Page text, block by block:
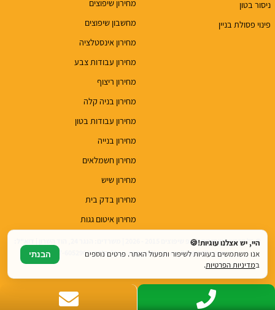
ניסור בטון
פינוי פסולת בניין
מחירון שיפוצים
מחשבון שיפוצים
מחירון אינסטלציה
מחירון עבודות צבע
מחירון ריצוף
מחירון בניה קלה
מחירון עבודות בטון
מחירון בנייה
מחירון חשמלאים
מחירון שיש
מחירון בדק בית
מחירון איטום גגות
top.renovations.co.il@gmail.com | טלפון: 077-6052900
היי, יש אצלנו עוגיות!🍪
אנו משתמשים בעוגיות לשיפור ותפעול האתר. פרטים נוספים
במדיניות הפרטיות.
הבנתי